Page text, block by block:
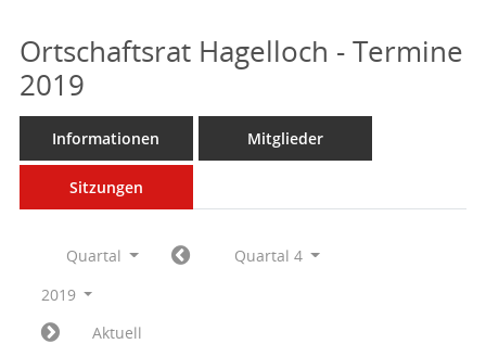
Ortschaftsrat Hagelloch - Termine
2019
Informationen Mitglieder
Sitzungen
Quartal
Quartal 4
2019
Aktuell